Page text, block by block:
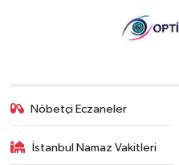
Nöbetçi Eczaneler
İstanbul Namaz Vakitleri